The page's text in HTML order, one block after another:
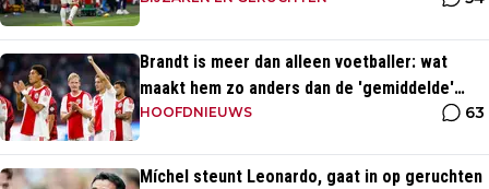
Brandt is meer dan alleen voetballer: wat
maakt hem zo anders dan de 'gemiddelde'
voetballer?
HOOFDNIEUWS 63
Míchel steunt Leonardo, gaat in op geruchten